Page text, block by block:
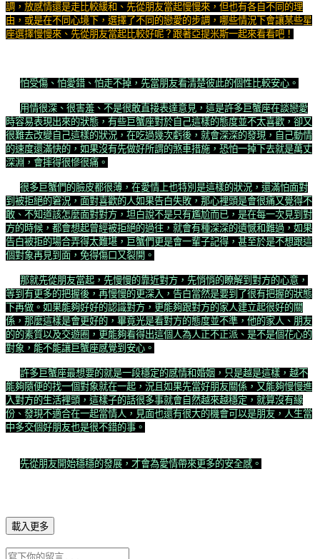
調，放感情還是走比較緩和、先從朋友當起慢慢來，但也有各自不同的理
由，或是在不同心境下，選擇了不同的戀愛的步調，哪些情況下會讓某些星
座選擇慢慢來、先從朋友當起比較好呢？跟著亞提米斯一起來看看吧！
怕受傷、怕愛錯、怕走不掉，先當朋友看清楚彼此的個性比較安心。
用情很深、很害羞、不是很敢直接表達意見，這是許多巨蟹座在談戀愛
時容易表現出來的狀態，有些巨蟹座對於自己這樣的態度並不太喜歡，卻又
很難去改變自己這樣的狀況，在吃過幾次虧後，就會深深的發現，自己動情
的速度還滿快的，如果沒有先做好所謂的煞車措施，恐怕一掉下去就是萬丈
深淵，會摔得很慘很痛。
很多巨蟹們的臉皮都很薄，在愛情上也特別是這樣的狀況，還滿怕面對
到被拒絕的窘況，面對喜歡的人如果告白失敗，那心裡頭是會很痛又覺得不
敢、不知道該怎麼面對對方，坦白說不是只有尷尬而已，是在每一次見到對
方的時候，都會想起曾經被拒絕的過往，就會有種深深的遺憾和難過，如果
告白被拒的場合弄得太難堪，巨蟹們更是會一輩子記得，甚至於是不想跟這
個對象再見到面，免得傷口又裂開。
那就先從朋友當起，先慢慢的靠近對方，先悄悄的瞭解到對方的心意，
等到有更多的把握後，再慢慢的更深入，告白當然是要到了很有把握的狀態
下再做。如果能夠好好的認識對方，更能夠跟對方的家人建立起很好的關
係，那麼這樣是會更好的，畢竟光是看對方的態度並不準，他的家人、朋友
的的素質以及交遊圈，更能夠看得出這個人為人正不正派、是不是個花心的
對象，能不能讓巨蟹座感覺到安心。
許多巨蟹座最想要的就是一段穩定的感情和婚姻，只是越是這樣，越不
能夠隨便的找一個對象就在一起，況且如果先當好朋友關係，又能夠慢慢進
入對方的生活裡頭，這樣子的話很多事就會自然越來越穩定，就算沒有緣
份、發現不適合在一起當情人，見面也還有很大的機會可以是朋友，人生當
中多交個好朋友也是很不錯的事。
先從朋友開始穩穩的發展，才會為愛情帶來更多的安全感。
載入更多